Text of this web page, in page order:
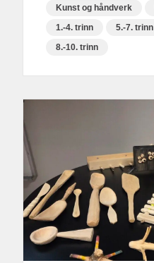
Kunst og håndverk
1.-4. trinn
5.-7. trinn
8.-10. trinn